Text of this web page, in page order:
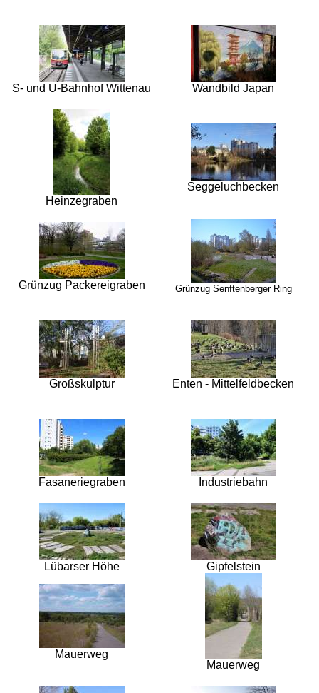
S- und U-Bahnhof Wittenau Wandbild Japan
Heinzegraben
Seggeluchbecken
Grünzug Packereigraben Grünzug Senftenberger Ring
Großskulptur Enten - Mittelfeldbecken
Fasaneriegraben Industriebahn
Lübarser Höhe Gipfelstein
Mauerweg
Mauerweg